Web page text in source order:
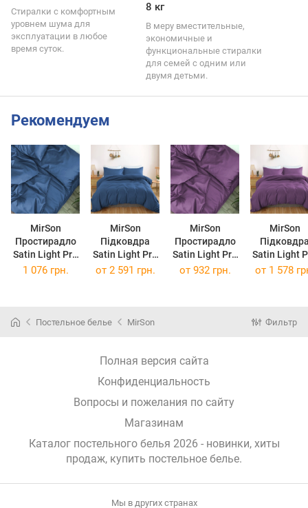
Стиралки с комфортным
уровнем шума для
эксплуатации в любое
время суток.
8 кг
В меру вместительные,
экономичные и
функциональные стиралки
для семей с одним или
двумя детьми.
Рекомендуем
MirSon
Простирадло
Satin Light Pro
10-011 Dark
MirSon
Підковдра
Satin Light Pro
10-011 Dark
MirSon
Простирадло
Satin Light Pro
10-012 Violet
MirSon
Satin Light
10-012
1 076 грн. от 2 591 грн. от 932 грн. от 1 578
Постельное белье MirSon Фильтр
Полная версия сайта
Конфиденциальность
Вопросы и пожелания по сайту
Магазинам
Каталог постельного белья 2026 - новинки, хиты
продаж, купить постельное белье.
Мы в других странах